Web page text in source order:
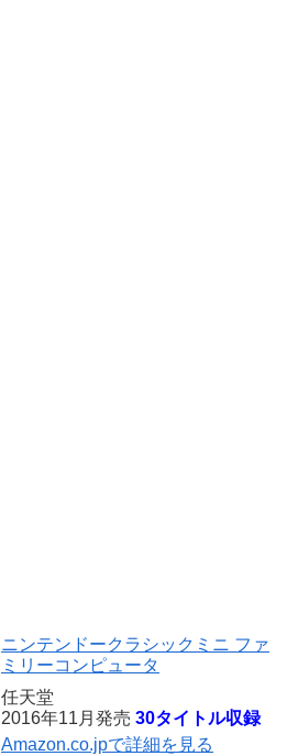
ニンテンドークラシックミニ ファ
ミリーコンピュータ
任天堂
2016年11月発売 30タイトル収録
Amazon.co.jpで詳細を見る